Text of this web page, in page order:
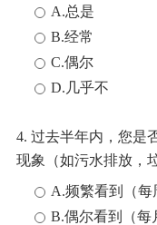
A.总是
B.经常
C.偶尔
D.几乎不
4. 过去半年内，您是
现象（如污水排放，
A.频繁看到（每
B.偶尔看到（每